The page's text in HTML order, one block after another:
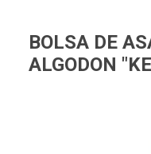
BOLSA DE
ALGODON